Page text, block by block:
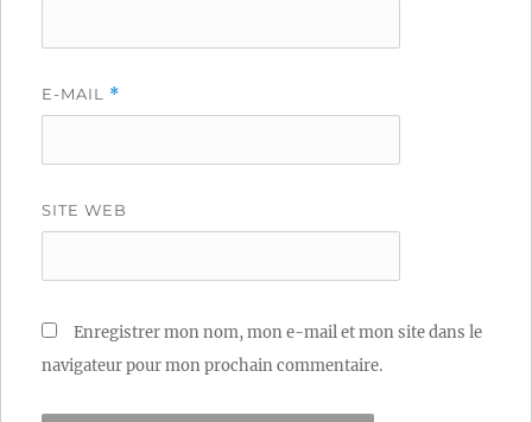
E-MAIL *
SITE WEB
Enregistrer mon nom, mon e-mail et mon site dans le
navigateur pour mon prochain commentaire.